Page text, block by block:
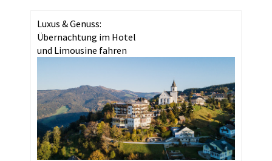
Luxus & Genuss:
Übernachtung im Hotel
und Limousine fahren